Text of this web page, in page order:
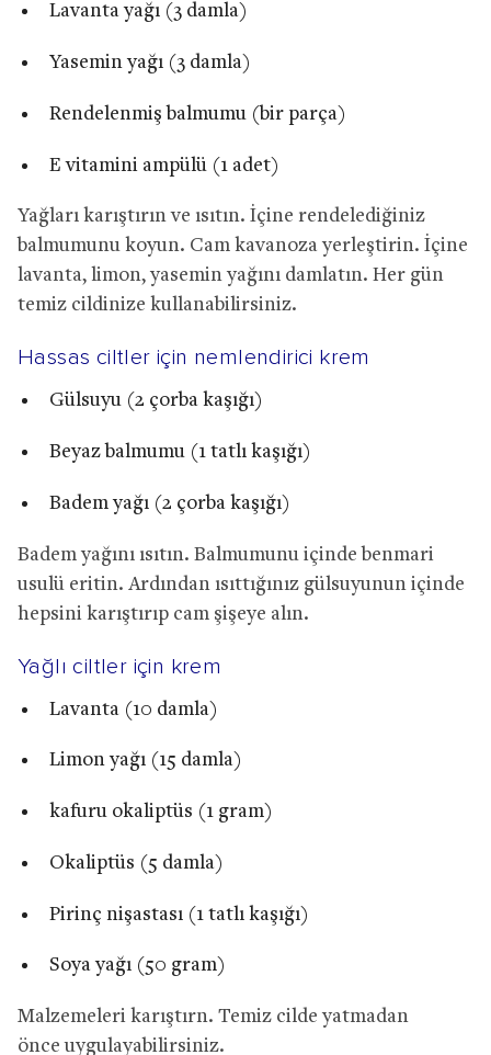
Lavanta yağı (3 damla)
Yasemin yağı (3 damla)
Rendelenmiş balmumu (bir parça)
E vitamini ampülü (1 adet)
Yağları karıştırın ve ısıtın. İçine rendelediğiniz
balmumunu koyun. Cam kavanoza yerleştirin. İçine
lavanta, limon, yasemin yağını damlatın. Her gün
temiz cildinize kullanabilirsiniz.
Hassas ciltler için nemlendirici krem
Gülsuyu (2 çorba kaşığı)
Beyaz balmumu (1 tatlı kaşığı)
Badem yağı (2 çorba kaşığı)
Badem yağını ısıtın. Balmumunu içinde benmari
usulü eritin. Ardından ısıttığınız gülsuyunun içinde
hepsini karıştırıp cam şişeye alın.
Yağlı ciltler için krem
Lavanta (10 damla)
Limon yağı (15 damla)
kafuru okaliptüs (1 gram)
Okaliptüs (5 damla)
Pirinç nişastası (1 tatlı kaşığı)
Soya yağı (50 gram)
Malzemeleri karıştırn. Temiz cilde yatmadan
önce uygulayabilirsiniz.